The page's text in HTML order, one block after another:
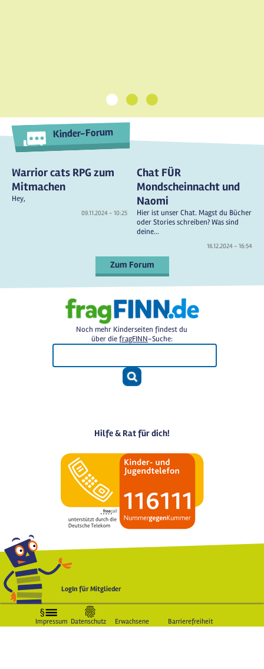
1 2 3
Kinder-Forum
Warrior cats RPG zum
Mitmachen
Hey,
09.11.2024 - 10:25
Chat FÜR
Mondscheinnacht und
Naomi
Hier ist unser Chat. Magst du Bücher
oder Stories schreiben? Was sind
deine...
16.12.2024 - 16:54
Zum Forum
Noch mehr Kinderseiten findest du
über diefragFINN-Suche:
Hilfe & Rat für dich!
LogIn für Mitglieder
Impressum Datenschutz Erwachsene Barrierefreiheit